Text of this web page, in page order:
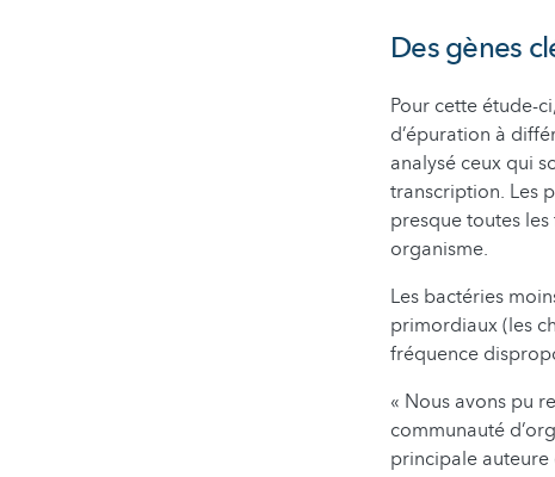
Des gènes
Pour cette étude-
d’épuration à
analysé ceux qui
transcription. Les
presque toutes
organisme.
Les bactéries
primordiaux (les
fréquence
« Nous avons pu
communauté
principale auteure